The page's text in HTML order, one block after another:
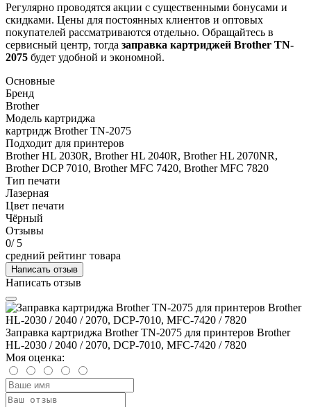
Регулярно проводятся акции с существенными бонусами и
скидками. Цены для постоянных клиентов и оптовых
покупателей рассматриваются отдельно. Обращайтесь в
сервисный центр, тогда заправка картриджей Brother TN-
2075 будет удобной и экономной.
Основные
Бренд
Brother
Модель картриджа
картридж Brother TN-2075
Подходит для принтеров
Brother HL 2030R, Brother HL 2040R, Brother HL 2070NR,
Brother DCP 7010, Brother MFC 7420, Brother MFC 7820
Тип печати
Лазерная
Цвет печати
Чёрный
Отзывы
0/ 5
средний рейтинг товара
Написать отзыв
Написать отзыв
Заправка картриджа Brother TN-2075 для принтеров Brother
HL-2030 / 2040 / 2070, DCP-7010, MFC-7420 / 7820
Моя оценка: